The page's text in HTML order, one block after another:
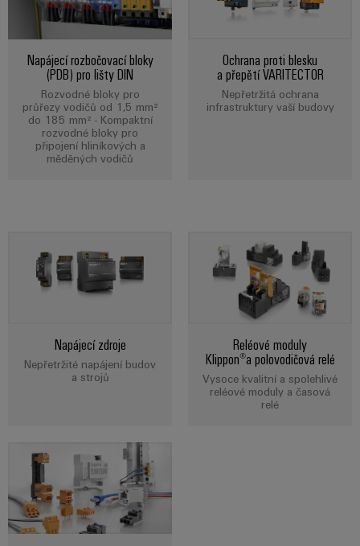
Weidmüller
Digitální
intuitivní,
Napájecí rozbočovací bloky
(PDB) pro lišty DIN
Rozvodné bloky pro
průřezy vodičů od 1,5 mm²
do 185 mm² - Kompaktní
rozvodné bloky pro
připojení hliníkových a
měděných vodičů
Ochrana proti blesku
a přepětí VARITECTOR
Nepřetržitá ochrana
infrastruktury vaší budovy
Napájecí zdroje
Nepřetržité napájení budov
a strojů
Reléové moduly
Klippon®a polovodičová relé
Vysoce kvalitní a spolehlivé
reléové moduly a časová
relé